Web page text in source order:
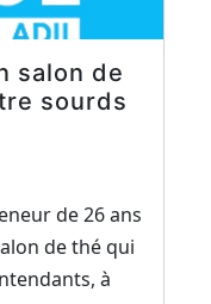
salon de
sourds
de 26 ans
de thé qui
à